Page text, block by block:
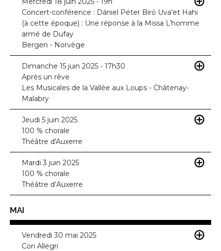
Concert-conférence : Dániel Péter Biró Uva'et Hahi
(à cette époque) : Une réponse à la Missa L’homme
armé de Dufay
Bergen - Norvège
Dimanche 15 juin 2025 - 17h30
Après un rêve
Les Musicales de la Vallée aux Loups - Châtenay-
Malabry
Jeudi 5 juin 2025
100 % chorale
Théâtre d'Auxerre
Mardi 3 juin 2025
100 % chorale
Théâtre d’Auxerre
MAI
Vendredi 30 mai 2025
Cori Allegri